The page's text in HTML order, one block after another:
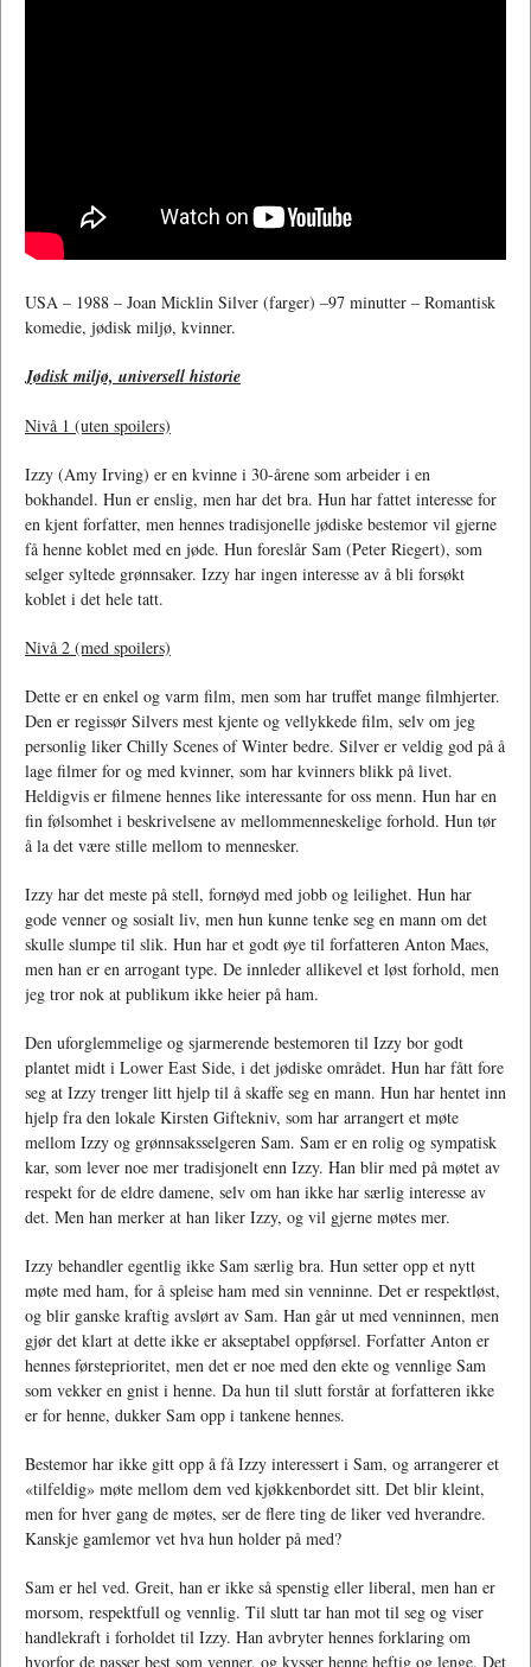
USA – 1988 – Joan Micklin Silver (farger) –97 minutter – Romantisk
komedie, jødisk miljø, kvinner.
Jødisk miljø, universell historie
Nivå 1 (uten spoilers)
Izzy (Amy Irving) er en kvinne i 30-årene som arbeider i en
bokhandel. Hun er enslig, men har det bra. Hun har fattet interesse for
en kjent forfatter, men hennes tradisjonelle jødiske bestemor vil gjerne
få henne koblet med en jøde. Hun foreslår Sam (Peter Riegert), som
selger syltede grønnsaker. Izzy har ingen interesse av å bli forsøkt
koblet i det hele tatt.
Nivå 2 (med spoilers)
Dette er en enkel og varm film, men som har truffet mange filmhjerter.
Den er regissør Silvers mest kjente og vellykkede film, selv om jeg
personlig liker Chilly Scenes of Winter bedre. Silver er veldig god på å
lage filmer for og med kvinner, som har kvinners blikk på livet.
Heldigvis er filmene hennes like interessante for oss menn. Hun har en
fin følsomhet i beskrivelsene av mellommenneskelige forhold. Hun tør
å la det være stille mellom to mennesker.
Izzy har det meste på stell, fornøyd med jobb og leilighet. Hun har
gode venner og sosialt liv, men hun kunne tenke seg en mann om det
skulle slumpe til slik. Hun har et godt øye til forfatteren Anton Maes,
men han er en arrogant type. De innleder allikevel et løst forhold, men
jeg tror nok at publikum ikke heier på ham.
Den uforglemmelige og sjarmerende bestemoren til Izzy bor godt
plantet midt i Lower East Side, i det jødiske området. Hun har fått fore
seg at Izzy trenger litt hjelp til å skaffe seg en mann. Hun har hentet inn
hjelp fra den lokale Kirsten Giftekniv, som har arrangert et møte
mellom Izzy og grønnsaksselgeren Sam. Sam er en rolig og sympatisk
kar, som lever noe mer tradisjonelt enn Izzy. Han blir med på møtet av
respekt for de eldre damene, selv om han ikke har særlig interesse av
det. Men han merker at han liker Izzy, og vil gjerne møtes mer.
Izzy behandler egentlig ikke Sam særlig bra. Hun setter opp et nytt
møte med ham, for å spleise ham med sin venninne. Det er respektløst,
og blir ganske kraftig avslørt av Sam. Han går ut med venninnen, men
gjør det klart at dette ikke er akseptabel oppførsel. Forfatter Anton er
hennes førsteprioritet, men det er noe med den ekte og vennlige Sam
som vekker en gnist i henne. Da hun til slutt forstår at forfatteren ikke
er for henne, dukker Sam opp i tankene hennes.
Bestemor har ikke gitt opp å få Izzy interessert i Sam, og arrangerer et
«tilfeldig» møte mellom dem ved kjøkkenbordet sitt. Det blir kleint,
men for hver gang de møtes, ser de flere ting de liker ved hverandre.
Kanskje gamlemor vet hva hun holder på med?
Sam er hel ved. Greit, han er ikke så spenstig eller liberal, men han er
morsom, respektfull og vennlig. Til slutt tar han mot til seg og viser
handlekraft i forholdet til Izzy. Han avbryter hennes forklaring om
hvorfor de passer best som venner, og kysser henne heftig og lenge. Det